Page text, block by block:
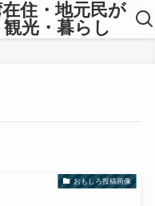
住・地元民が
光・暮らし
おもしろ投稿画像